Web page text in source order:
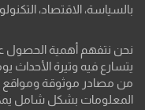
بالسياسة، الاقتصاد،
نحن نتفهم أهمية الحصول
يتسارع فيه وتيرة الأحداث
من مصادر موثوقة ومواقع
المعلومات بشكل شامل